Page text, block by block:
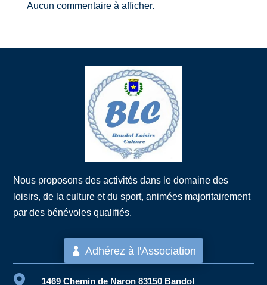
Aucun commentaire à afficher.
Nous proposons des activités dans le domaine des
loisirs, de la culture et du sport, animées majoritairement
par des bénévoles qualifiés.
Adhérez à l'Association
 1469 Chemin de Naron 83150 Bandol